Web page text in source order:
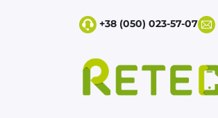
+38 (050) 023-57-07